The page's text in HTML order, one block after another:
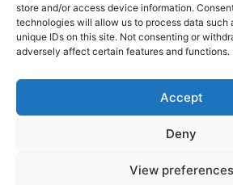
Δημοτικό Λιμενικό Ταμείο Τήνου –
© 2026
store and/or access device information.
technologies will allow us to process data such
unique IDs on this site. Not consenting or
adversely affect certain features and functions.
Accept
Deny
View preferences